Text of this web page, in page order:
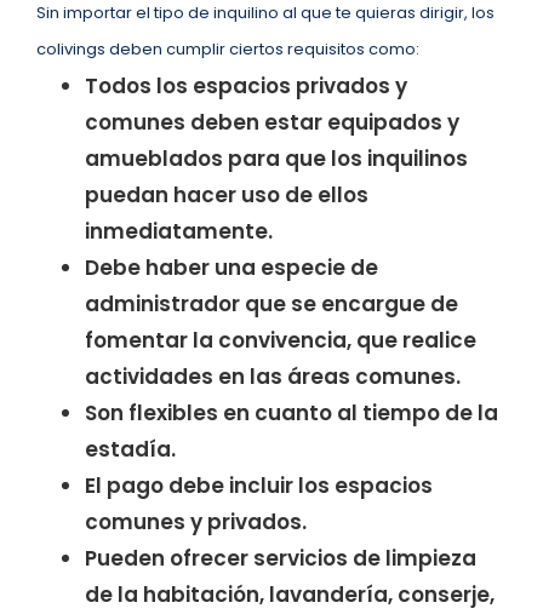
Sin importar el tipo de inquilino al que te quieras dirigir, los
colivings deben cumplir ciertos requisitos como:
Todos los espacios privados y
comunes deben estar equipados y
amueblados para que los inquilinos
puedan hacer uso de ellos
inmediatamente.
Debe haber una especie de
administrador que se encargue de
fomentar la convivencia, que realice
actividades en las áreas comunes.
Son flexibles en cuanto al tiempo de la
estadía.
El pago debe incluir los espacios
comunes y privados.
Pueden ofrecer servicios de limpieza
de la habitación, lavandería, conserje,